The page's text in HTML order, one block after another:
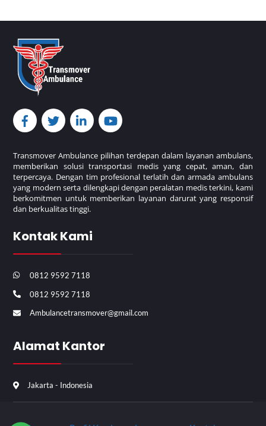
To
Top
Transmover Ambulance pilihan terdepan dalam layanan ambulans,
memberikan solusi transportasi medis yang cepat, aman, dan
terpercaya. Dengan tim profesional terlatih dan armada ambulans
yang modern serta dilengkapi dengan peralatan medis terkini, kami
berkomitmen untuk memberikan layanan darurat yang responsif
dan berkualitas tinggi.
Kontak Kami
0812 9592 7118
0812 9592 7118
Ambulancetransmover@gmail.com
Alamat Kantor
Jakarta - Indonesia